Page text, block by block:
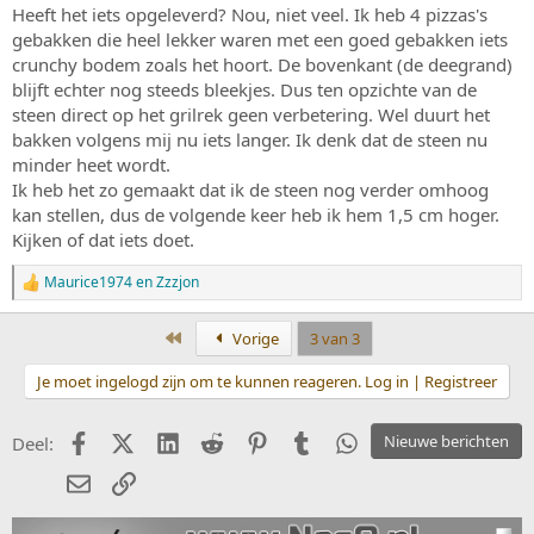
Heeft het iets opgeleverd? Nou, niet veel. Ik heb 4 pizzas's
gebakken die heel lekker waren met een goed gebakken iets
crunchy bodem zoals het hoort. De bovenkant (de deegrand)
blijft echter nog steeds bleekjes. Dus ten opzichte van de
steen direct op het grilrek geen verbetering. Wel duurt het
bakken volgens mij nu iets langer. Ik denk dat de steen nu
minder heet wordt.
Ik heb het zo gemaakt dat ik de steen nog verder omhoog
kan stellen, dus de volgende keer heb ik hem 1,5 cm hoger.
Kijken of dat iets doet.
W
a
d
n
:
Maurice1974enZzzjon
Eerste Vorige
3 van 3
Je moet ingelogd zijn om te kunnen reageren. Log in | Registreer
Nieuwe berichten
Deel: FacebookX (Twitter)
LinkedIn
Reddit PinterestTumblrWhatsApp
E-mailkoppeling